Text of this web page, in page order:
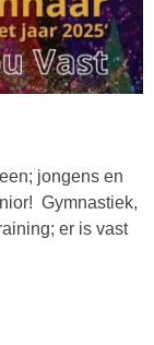
jongens en
Gymnastiek,
er is vast